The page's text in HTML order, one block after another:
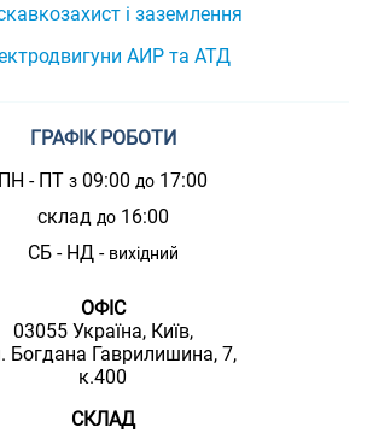
і заземлення
АИР та АТД
ГРАФІК РОБОТИ
ПН - ПТ з 09:00 до 17:00
склад до16:00
СБ - НД - вихідний
ОФІС
03055 Україна, Київ,
Богдана Гаврилишина, 7,
к.400
СКЛАД